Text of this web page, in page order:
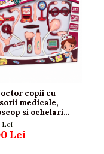
copii cu
medicale,
si ochelari
ani
Lei
Lei